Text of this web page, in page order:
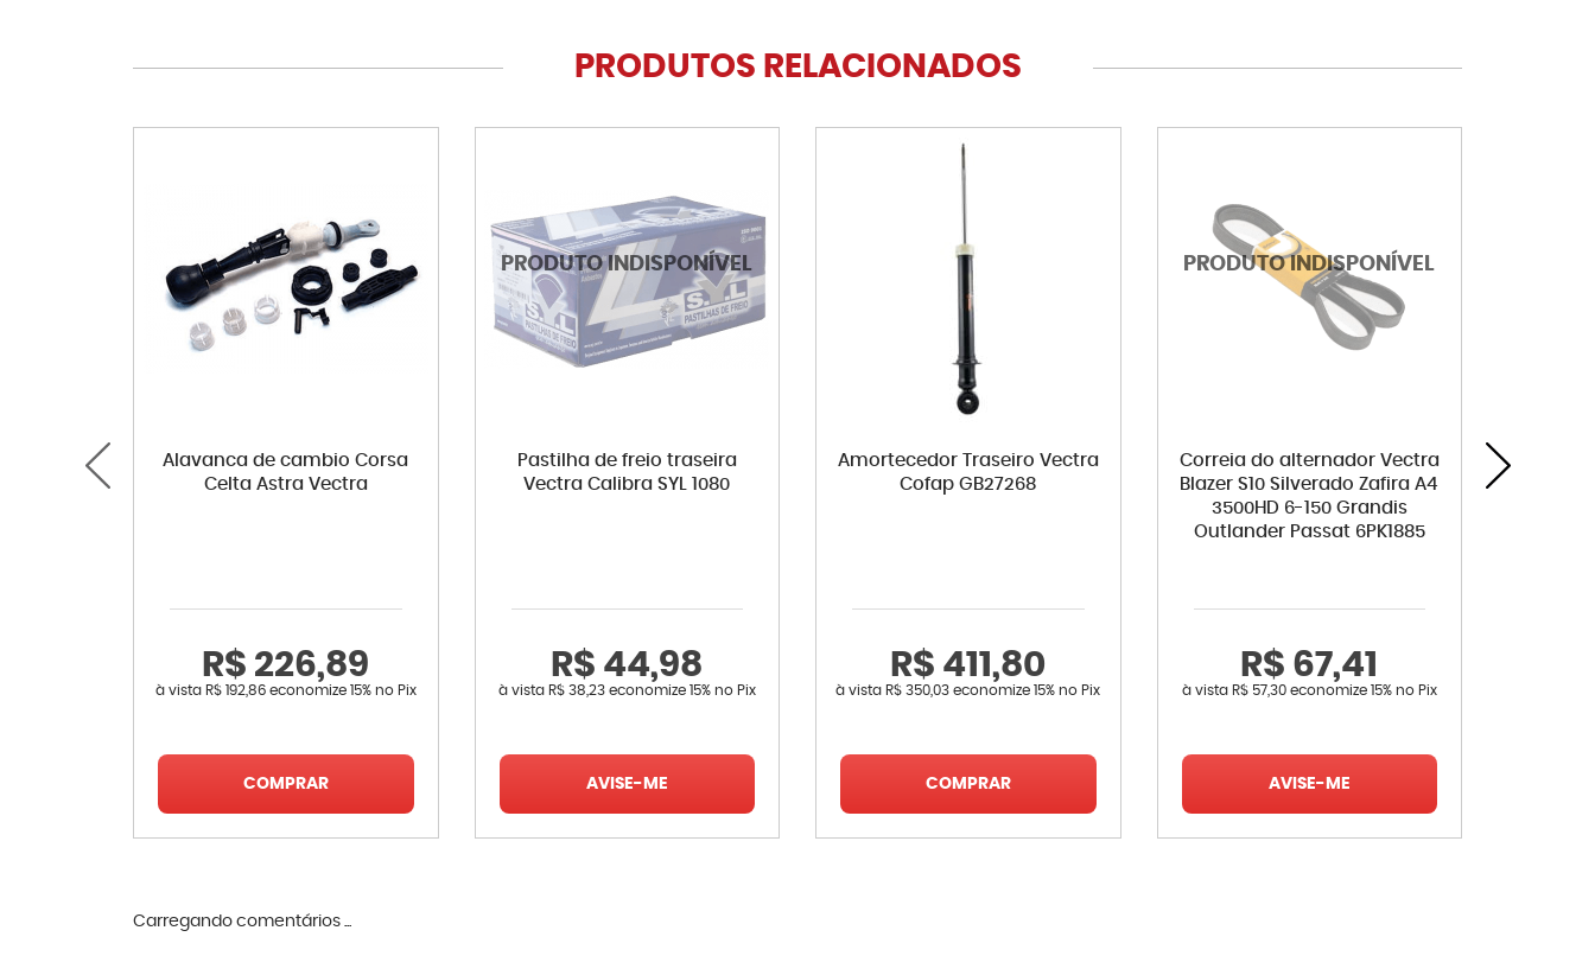
PRODUTOS RELACIONADOS
Alavanca de cambio Corsa
Celta Astra Vectra
R$ 226,89
à vista R$ 192,86economize 15% no Pix
COMPRAR
Pastilha de freio traseira
Vectra Calibra SYL 1080
R$ 44,98
à vista R$ 38,23economize 15% no Pix
AVISE-ME
Amortecedor Traseiro Vectra
Cofap GB27268
R$ 411,80
à vista R$ 350,03 economize15% no Pix
COMPRAR
Correia do alternador Vectra
Blazer S10 Silverado Zafira A4
3500HD 6-150 Grandis
Outlander Passat 6PK1885
R$ 67,41
à vista R$ 57,30economize 15% no Pix
AVISE-ME
Carregando comentários ...